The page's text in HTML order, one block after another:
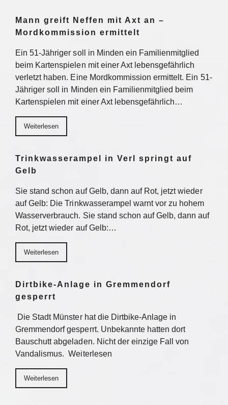
Mann greift Neffen mit Axt an –
Mordkommission ermittelt
Ein 51-Jähriger soll in Minden ein Familienmitglied
beim Kartenspielen mit einer Axt lebensgefährlich
verletzt haben. Eine Mordkommission ermittelt. Ein 51-
Jähriger soll in Minden ein Familienmitglied beim
Kartenspielen mit einer Axt lebensgefährlich…
Weiterlesen
Trinkwasserampel in Verl springt auf
Gelb
Sie stand schon auf Gelb, dann auf Rot, jetzt wieder
auf Gelb: Die Trinkwasserampel warnt vor zu hohem
Wasserverbrauch. Sie stand schon auf Gelb, dann auf
Rot, jetzt wieder auf Gelb:…
Weiterlesen
Dirtbike-Anlage in Gremmendorf
gesperrt
Die Stadt Münster hat die Dirtbike-Anlage in
Gremmendorf gesperrt. Unbekannte hatten dort
Bauschutt abgeladen. Nicht der einzige Fall von
Vandalismus. Weiterlesen
Weiterlesen